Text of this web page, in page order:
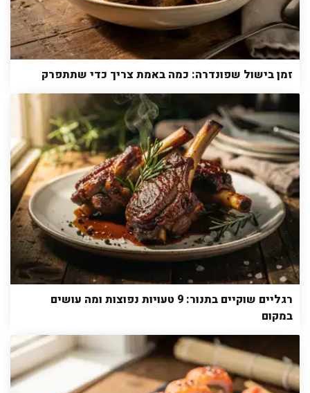
זמן בישול שפונדרה: כמה באמת צריך כדי שתתפרק
רגליים שוקיים בתנור: 9 טעויות נפוצות ומה עושים
במקום